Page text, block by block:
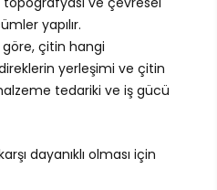
yapılır.
çitin hangi
yerleşimi ve çitin
tedariki ve iş gücü
dayanıklı olması için